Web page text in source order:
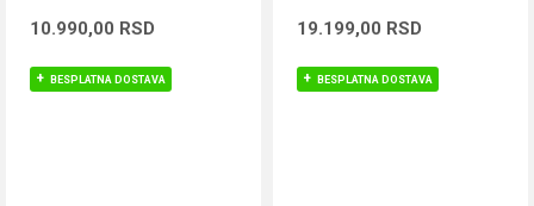
10.990,00 RSD
BESPLATNA DOSTAVA
19.199,00 RSD
BESPLATNA DOSTAVA